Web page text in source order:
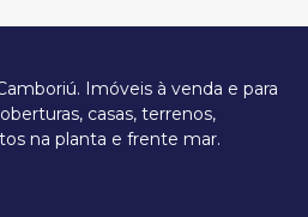
Imóveis à venda e para
casas, terrenos,
na planta e frente mar.